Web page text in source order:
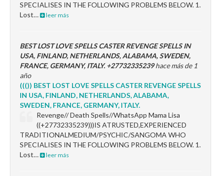
SPECIALISES IN THE FOLLOWING PROBLEMS BELOW. 1.
Lost…
leer más
BEST LOST LOVE SPELLS CASTER REVENGE SPELLS IN
USA, FINLAND, NETHERLANDS, ALABAMA, SWEDEN,
FRANCE, GERMANY, ITALY. +27732335239hace más de 1
año
((()) BEST LOST LOVE SPELLS CASTER REVENGE SPELLS
IN USA, FINLAND, NETHERLANDS, ALABAMA,
SWEDEN, FRANCE, GERMANY, ITALY.
Revenge// Death Spells//WhatsApp Mama Lisa
((+27732335239)))IS ATRUSTED,EXPERIENCED
TRADITIONALMEDIUM/PSYCHIC/SANGOMA WHO
SPECIALISES IN THE FOLLOWING PROBLEMS BELOW. 1.
Lost…
leer más